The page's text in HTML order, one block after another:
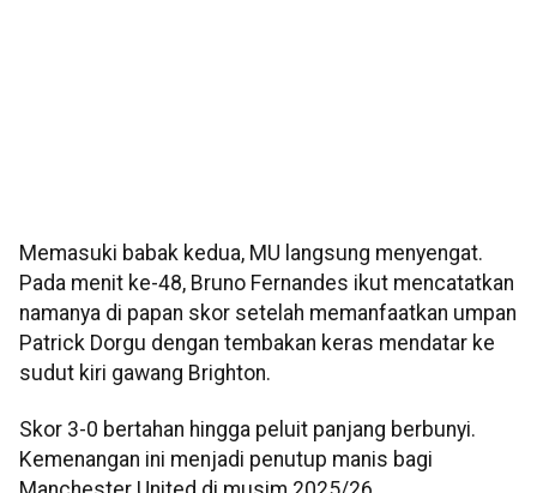
Memasuki babak kedua, MU langsung menyengat.
Pada menit ke-48, Bruno Fernandes ikut mencatatkan
namanya di papan skor setelah memanfaatkan umpan
Patrick Dorgu dengan tembakan keras mendatar ke
sudut kiri gawang Brighton.
Skor 3-0 bertahan hingga peluit panjang berbunyi.
Kemenangan ini menjadi penutup manis bagi